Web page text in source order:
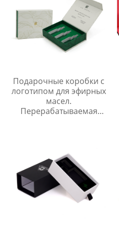
Подарочные коробки с
логотипом для эфирных
масел.
Перерабатываемая
масел.